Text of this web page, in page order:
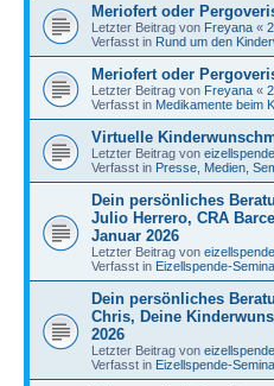
Meriofert oder
Letzter Beitrag von Freyana «
Verfasst in Rund um den
Meriofert oder
Letzter Beitrag von Freyana «
Verfasst in Medikamente beim
Virtuelle
Letzter Beitrag von
Verfasst in Presse, Medien,
Dein persönliches
Julio Herrero, CRA
Januar 2026
Letzter Beitrag von
Verfasst in Eizellspende-
Dein persönliches
Chris, Deine
2026
Letzter Beitrag von
Verfasst in Eizellspende-